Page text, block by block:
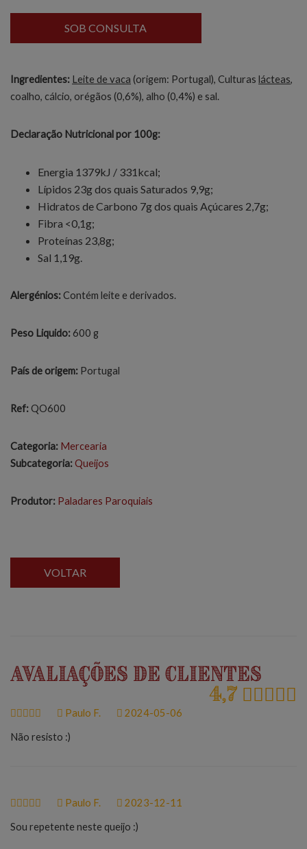
SOB CONSULTA
Ingredientes: Leite de vaca (origem: Portugal), Culturas lácteas,
coalho, cálcio, orégãos (0,6%), alho (0,4%) e sal.
Declaração Nutricional por 100g:
Energia 1379kJ / 331kcal;
Lípidos 23g dos quais Saturados 9,9g;
Hidratos de Carbono 7g dos quais Açúcares 2,7g;
Fibra <0,1g;
Proteínas 23,8g;
Sal 1,19g.
Alergénios:Contém leite e derivados.
Peso Liquido: 600 g
País de origem: Portugal
Ref:QO600
Categoria: Mercearia
Subcategoria:Queijos
Produtor: Paladares Paroquiais
VOLTAR
Avaliações de Clientes
4,7
Paulo F. 2024-05-06
Não resisto :)
Paulo F. 2023-12-11
Sou repetente neste queijo :)